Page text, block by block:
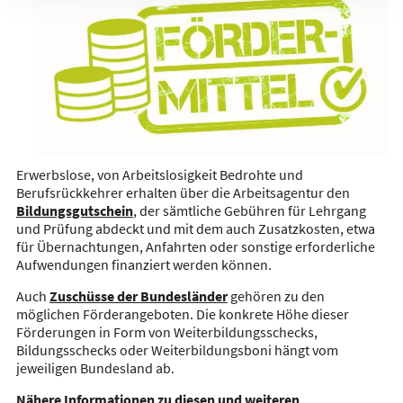
Erwerbslose, von Arbeitslosigkeit Bedrohte und
Berufsrückkehrer erhalten über die Arbeitsagentur den
Bildungsgutschein, der sämtliche Gebühren für Lehrgang
und Prüfung abdeckt und mit dem auch Zusatzkosten, etwa
für Übernachtungen, Anfahrten oder sonstige erforderliche
Aufwendungen finanziert werden können.
Auch Zuschüsse der Bundesländergehören zu den
möglichen Förderangeboten. Die konkrete Höhe dieser
Förderungen in Form von Weiterbildungsschecks,
Bildungsschecks oder Weiterbildungsboni hängt vom
jeweiligen Bundesland ab.